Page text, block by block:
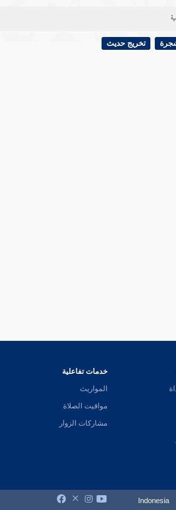
تخريج حديث
خدمات تفاعلية
المواريث
مواقيت الصلاة
مشاركات الزوار
Indonesia